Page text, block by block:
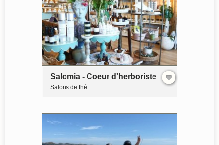
Salomia - Coeur d'herboriste
Salons de thé